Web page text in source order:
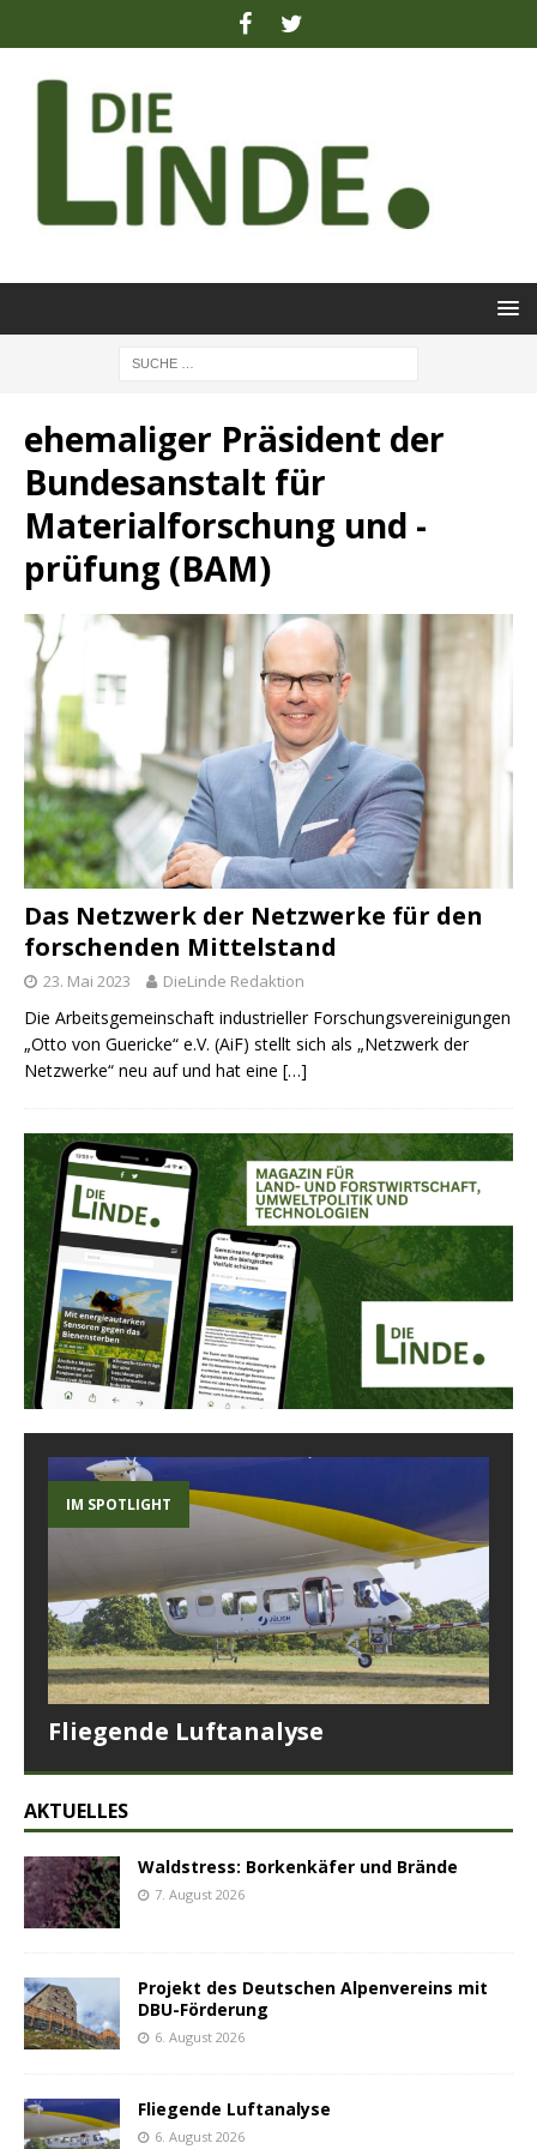
ehemaliger Präsident der
Bundesanstalt für
Materialforschung und -
prüfung (BAM)
Das Netzwerk der Netzwerke für den
forschenden Mittelstand
23. Mai 2023 DieLinde Redaktion
Die Arbeitsgemeinschaft industrieller Forschungsvereinigungen
„Otto von Guericke“ e.V. (AiF) stellt sich als „Netzwerk der
Netzwerke“ neu auf und hat eine […]
IM SPOTLIGHT
Fliegende Luftanalyse
AKTUELLES
Waldstress: Borkenkäfer und Brände
7. August 2026
Projekt des Deutschen Alpenvereins mit
DBU-Förderung
6. August 2026
Fliegende Luftanalyse
6. August 2026